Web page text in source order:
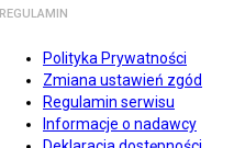
REGULAMIN
Polityka Prywatności
Zmiana ustawień zgód
Regulamin serwisu
Informacje o nadawcy